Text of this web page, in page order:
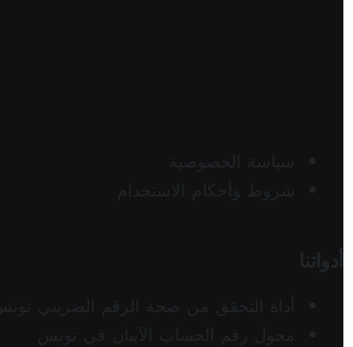
سياسة الخصوصية
شروط وأحكام الاستخدام
أدواتنا
أداة التحقق من صحة الرقم الضريبي تونس
محول رقم الحساب الآيبان في تونس